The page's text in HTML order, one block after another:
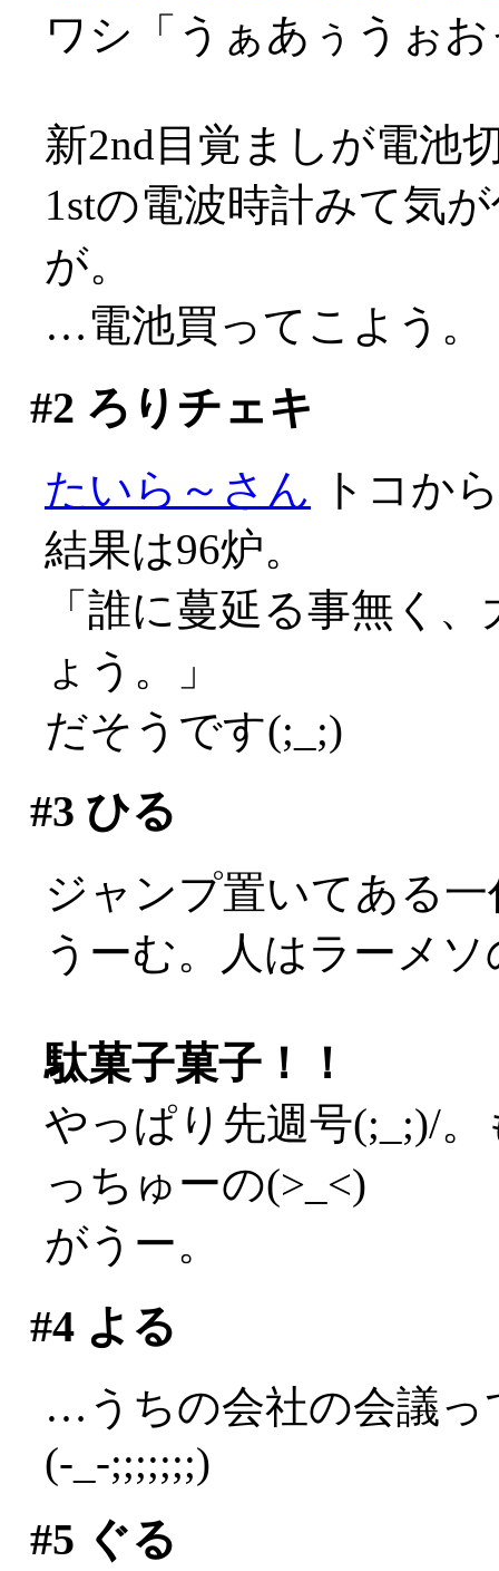
ワシ「うぁあぅうぉ
新2nd目覚ましが電池
1stの電波時計みて気
が。
…電池買ってこよう。
#2 ろりチェキ
たいら～さん トコか
結果は96炉。
「誰に蔓延る事無く
ょう。」
だそうです(;_;)
#3 ひる
ジャンプ置いてある
うーむ。人はラーメ
駄菓子菓子！！
やっぱり先週号(;_;)/
っちゅーの(>_<)
がうー。
#4よる
…うちの会社の会議っ
(-_-;;;;;;;)
#5 ぐる